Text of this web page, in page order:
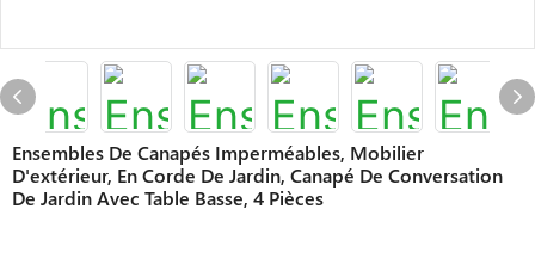
Ensembles De Canapés Imperméables, Mobilier
D'extérieur, En Corde De Jardin, Canapé De Conversation
De Jardin Avec Table Basse, 4 Pièces